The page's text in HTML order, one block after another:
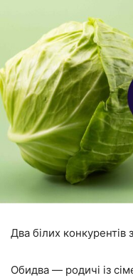
Два білих конкурентів
Обидва — родичі із